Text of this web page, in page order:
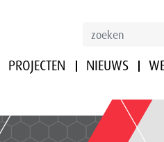
PROJECTEN NIEUWS